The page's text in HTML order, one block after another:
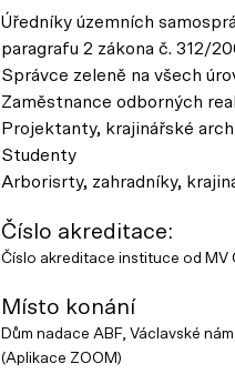
Úředníky územních
paragrafu 2 zákona č. 312/
Správce zeleně na všech
Zaměstnance odborných
Projektanty, krajinářské
Studenty
Arborisrty, zahradníky,
Číslo akreditace:
Číslo akreditace instituce od MV
Místo konání
Dům nadace ABF, Václavské
(Aplikace ZOOM)